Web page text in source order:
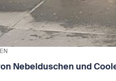
Nebelduschen und